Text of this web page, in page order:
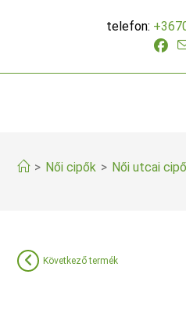
telefon:
> Női cipők > Női utcai cipő
Következő termék